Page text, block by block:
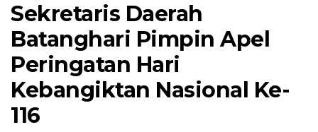
Sekretaris Daerah
Batanghari Pimpin Apel
Peringatan Hari
Kebangiktan Nasional Ke-
116